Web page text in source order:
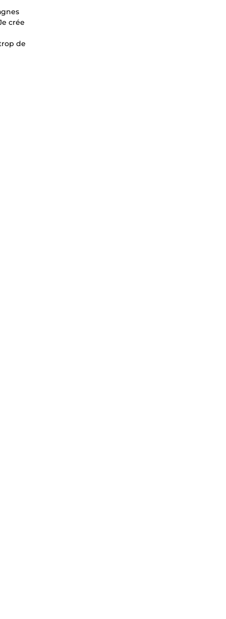
crée
de